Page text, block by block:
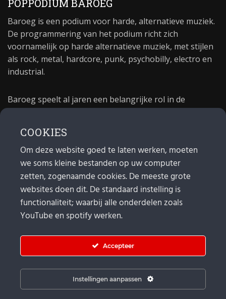
POPPODIUM BAROEG
Baroeg is een podium voor harde, alternatieve muziek.
De programmering van het podium richt zich
voornamelijk op harde alternatieve muziek, met stijlen
als rock, metal, hardcore, punk, psychobilly, electro en
industrial.
Baroeg speelt al jaren een belangrijke rol in de
poppodium 40 jaar.
MAIL
Algemeen: info@baroeg.nl
Bands & boeking: leon@baroeg.nl
Promotie & publiciteit: francis@baroeg.nl
COOKIES
Om deze website goed te laten werken, moeten
we soms kleine bestanden op uw computer
zetten, zogenaamde cookies. De meeste grote
websites doen dit. De standaard instelling is
functionaliteit; waarbij alle onderdelen zoals
YouTube en spotify werken.
Accepteer
Instellingen aanpassen